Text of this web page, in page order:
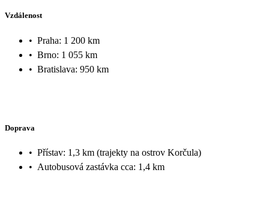
Vzdálenost
• Praha: 1 200 km
• Brno: 1 055 km
• Bratislava: 950 km
Doprava
• Přístav: 1,3 km (trajekty na ostrov Korčula)
• Autobusová zastávka cca: 1,4 km